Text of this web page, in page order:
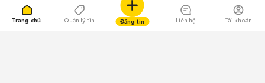
Trang chủ Quản lý tin Đăng tin Liên hệ Tài khoản